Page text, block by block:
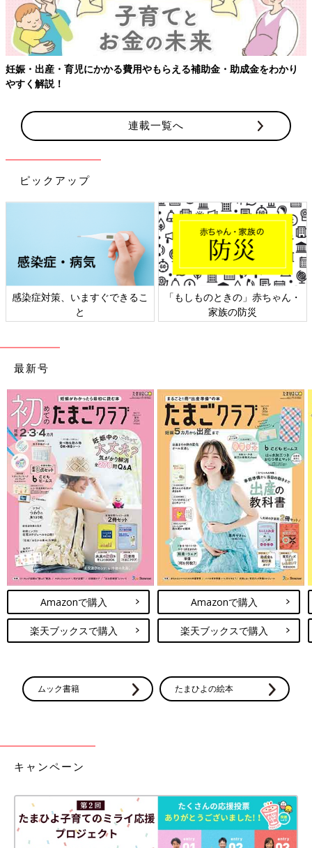
【ワクチン接種できるものも】妊婦の感染症対策、知っておいて！
連載一覧へ
ピックアップ
日本外来小児科学会リーフレッ
ト検討会
六星占術 細木かおりさんの人生
相談
最新号
Amazonで購入
楽天ブックスで購入
Amazonで購入
楽天ブックスで購入
ムック書籍 たまひよの絵本
キャンペーン